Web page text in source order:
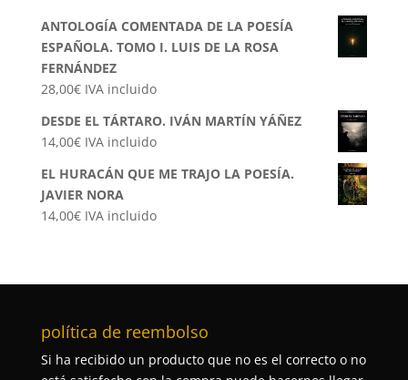
ANTOLOGÍA COMENTADA DE LA POESÍA
ESPAÑOLA. TOMO I. LUIS DE LA ROSA
FERNÁNDEZ
28,00€ IVA incluido
DESDE EL TÁRTARO. IVÁN MARTÍN YÁÑEZ
14,00€ IVA incluido
EL HURACÁN QUE ME TRAJO LA POESÍA.
JAVIER NORA
14,00€ IVA incluido
política de reembolso
Si ha recibido un producto que no es el correcto o no